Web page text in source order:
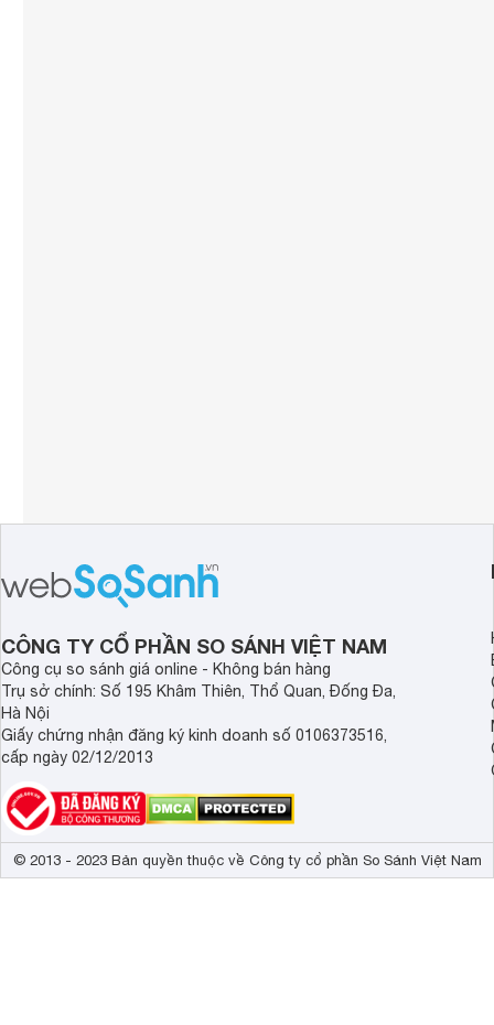
CÔNG TY CỔ PHẦN SO SÁNH VIỆT NAM
Công cụ so sánh giá online - Không bán hàng
Trụ sở chính: Số 195 Khâm Thiên, Thổ Quan, Đống Đa,
Hà Nội
Giấy chứng nhận đăng ký kinh doanh số 0106373516,
cấp ngày 02/12/2013
© 2013 - 2023 Bản quyền thuộc về Công ty cổ phần So Sánh Việt Nam